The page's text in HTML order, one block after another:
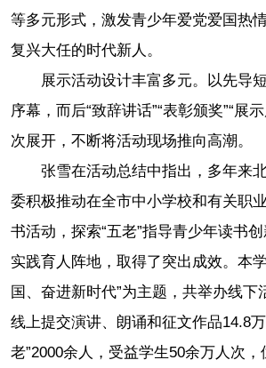
等多元形式，激发青少年爱党爱国热
复兴大任的时代新人。
展示活动设计丰富多元。以先导
序幕，而后“致辞讲话”“表彰颁奖”“展
次展开，不断将活动现场推向高潮。
张雪在活动总结中指出，多年来
委积极推动在全市中小学校和有关职
书活动，探索“五老”指导青少年读书
实践育人阵地，取得了突出成效。本
国、奋进新时代”为主题，共举办线下
线上提交演讲、朗诵和征文作品14.8
老”2000余人，受益学生50余万人次